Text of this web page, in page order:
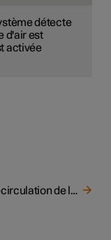
détecte
d'air est
activée
Activer et désactiver la minuterie de recirculation de l'air